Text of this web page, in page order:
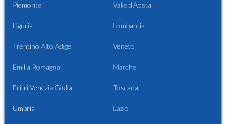
Piemonte Valle d'Aosta
Liguria Lombardia
Trentino Alto Adige Veneto
Emilia Romagna Marche
Friuli Venezia Giulia Toscana
Umbria Lazio